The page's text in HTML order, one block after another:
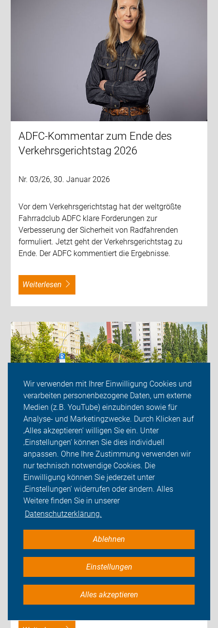
Wir verwenden mit Ihrer Einwilligung Cookies und
verarbeiten personenbezogene Daten, um externe
Medien (z.B. YouTube) einzubinden sowie für
Analyse- und Marketingzwecke. Durch Klicken auf
‚Alles akzeptieren‘ willigen Sie ein. Unter
‚Einstellungen‘ können Sie dies individuell
anpassen. Ohne Ihre Zustimmung verwenden wir
nur technisch notwendige Cookies. Die
Einwilligung können Sie jederzeit unter
‚Einstellungen‘ widerrufen oder ändern. Alles
Weitere finden Sie in unserer
Datenschutzerklärung.
Ablehnen
Einstellungen
Alles akzeptieren
ADFC-Kommentar zum Ende des
Verkehrsgerichtstag 2026
Nr. 03/26, 30. Januar 2026
Vor dem Verkehrsgerichtstag hat der weltgrößte
Fahrradclub ADFC klare Forderungen zur
Verbesserung der Sicherheit von Radfahrenden
formuliert. Jetzt geht der Verkehrsgerichtstag zu
Ende. Der ADFC kommentiert die Ergebnisse.
weiterlesen
Verkehrsgerichtstag: ADFC für
Qualitätsradwege und neuen
Alkoholgrenzwert
Nr. 02/26, 22. Januar 2026
Zum Verkehrsgerichtstag in Goslar fordert der ADFC
den Ausbau sicherer Radwegenetze und empfiehlt
zusätzlich einen Alkoholgrenzwert für Rad- und